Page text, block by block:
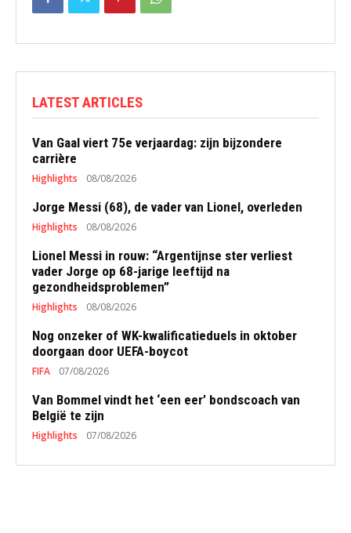
LATEST ARTICLES
Van Gaal viert 75e verjaardag: zijn bijzondere
carrière
Highlights 08/08/2026
Jorge Messi (68), de vader van Lionel, overleden
Highlights 08/08/2026
Lionel Messi in rouw: “Argentijnse ster verliest
vader Jorge op 68-jarige leeftijd na
gezondheidsproblemen”
Highlights 08/08/2026
Nog onzeker of WK-kwalificatieduels in oktober
doorgaan door UEFA-boycot
FIFA 07/08/2026
Van Bommel vindt het ‘een eer’ bondscoach van
België te zijn
Highlights 07/08/2026